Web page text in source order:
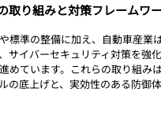
取り組みと対策フレームワ
標準の整備に加え、自動車産業
サイバーセキュリティ対策を強
めています。これらの取り組み
の底上げと、実効性のある防御